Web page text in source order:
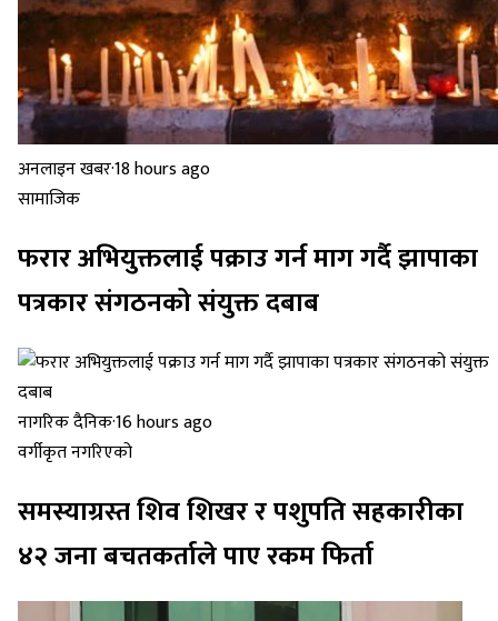
अनलाइन खबर·18 hours ago
सामाजिक
फरार अभियुक्तलाई पक्राउ गर्न माग गर्दै झापाका
पत्रकार संगठनको संयुक्त दबाब
नागरिक दैनिक·16 hours ago
वर्गीकृत नगरिएको
समस्याग्रस्त शिव शिखर र पशुपति सहकारीका
४२ जना बचतकर्ताले पाए रकम फिर्ता